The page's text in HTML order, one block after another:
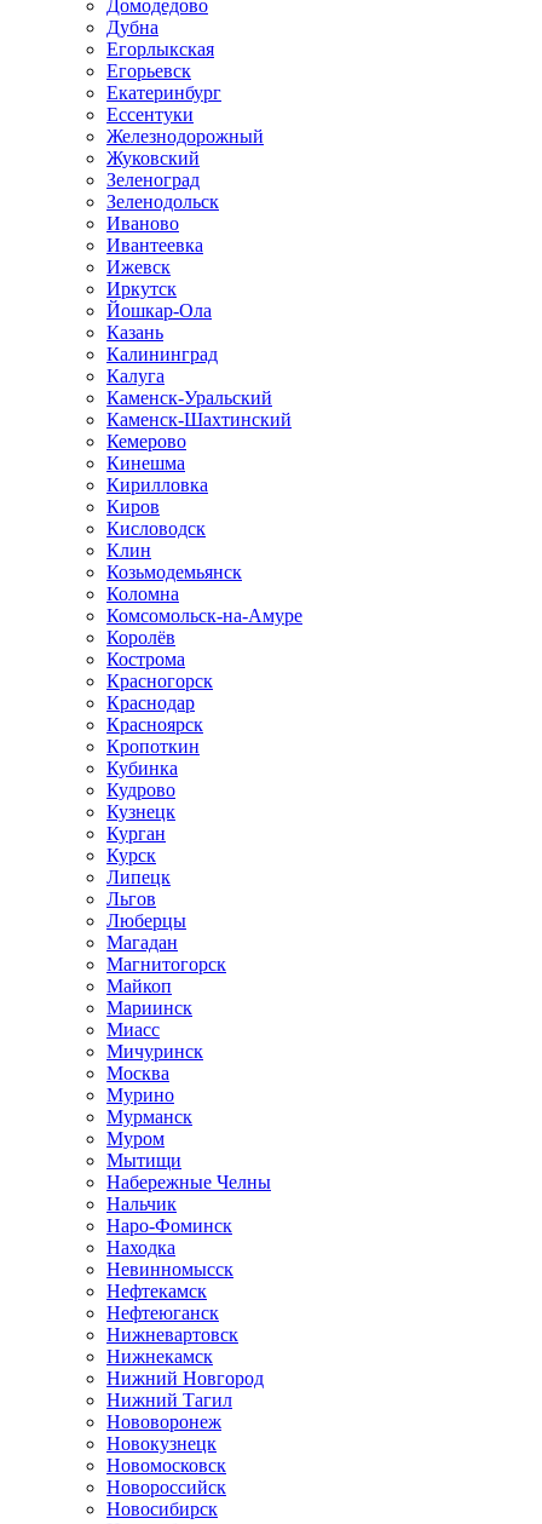
Домодедово
Дубна
Егорлыкская
Егорьевск
Екатеринбург
Ессентуки
Железнодорожный
Жуковский
Зеленоград
Зеленодольск
Иваново
Ивантеевка
Ижевск
Иркутск
Йошкар-Ола
Казань
Калининград
Калуга
Каменск-Уральский
Каменск-Шахтинский
Кемерово
Кинешма
Кирилловка
Киров
Кисловодск
Клин
Козьмодемьянск
Коломна
Комсомольск-на-Амуре
Королёв
Кострома
Красногорск
Краснодар
Красноярск
Кропоткин
Кубинка
Кудрово
Кузнецк
Курган
Курск
Липецк
Льгов
Люберцы
Магадан
Магнитогорск
Майкоп
Мариинск
Миасс
Мичуринск
Москва
Мурино
Мурманск
Муром
Мытищи
Набережные Челны
Нальчик
Наро-Фоминск
Находка
Невинномысск
Нефтекамск
Нефтеюганск
Нижневартовск
Нижнекамск
Нижний Новгород
Нижний Тагил
Нововоронеж
Новокузнецк
Новомосковск
Новороссийск
Новосибирск